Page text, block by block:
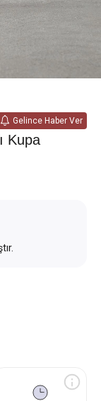
Gelince Haber Ver
Kupa